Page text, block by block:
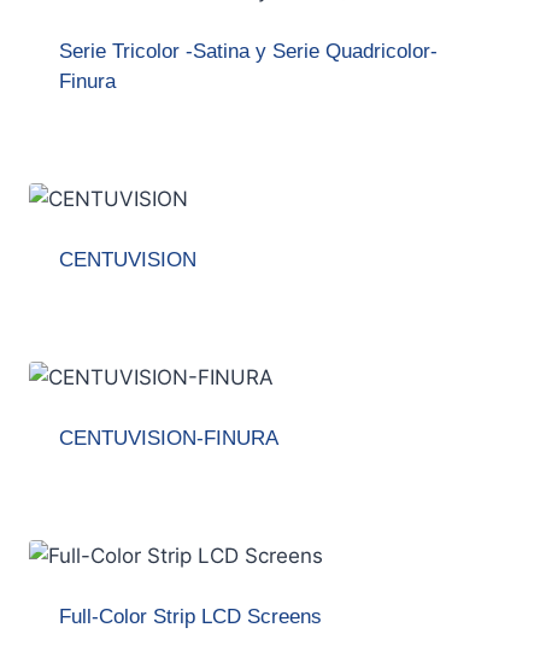
Serie Tricolor -Satina y Serie Quadricolor-
Finura
CENTUVISION
CENTUVISION-FINURA
Full-Color Strip LCD Screens